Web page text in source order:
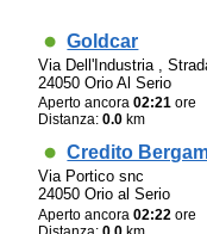
Goldcar
Via Dell'Industria ,
24050 Orio Al Serio
Aperto ancora02:21 ore
Distanza:0.0 km
Credito
Via Portico snc
24050 Orio al Serio
Aperto ancora02:22 ore